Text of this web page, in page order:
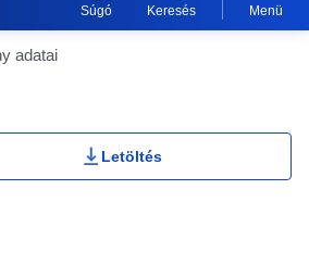
Súgó Keresés Menü
adatai
Actions Portlet
Letöltés